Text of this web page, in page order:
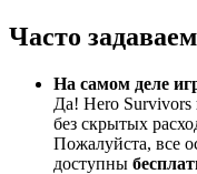
Часто
На самом деле
Да! Hero Survivors
без скрытых
Пожалуйста, все
доступны